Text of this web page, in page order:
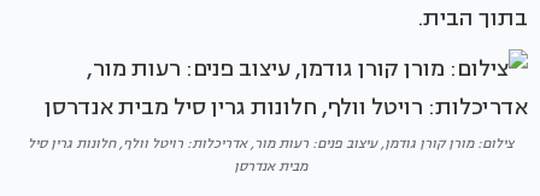
בתוך הבית.
צילום: מורן קורן גודמן, עיצוב פנים: רעות מור, אדריכלות: רויטל וולף, חלונות גרין סיל
מבית אנדרסן